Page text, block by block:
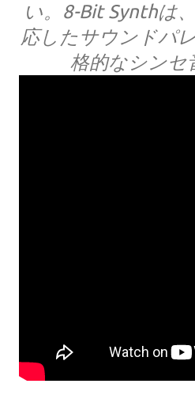
い。8-Bit Synthは
応したサウンドパ
格的なシンセ